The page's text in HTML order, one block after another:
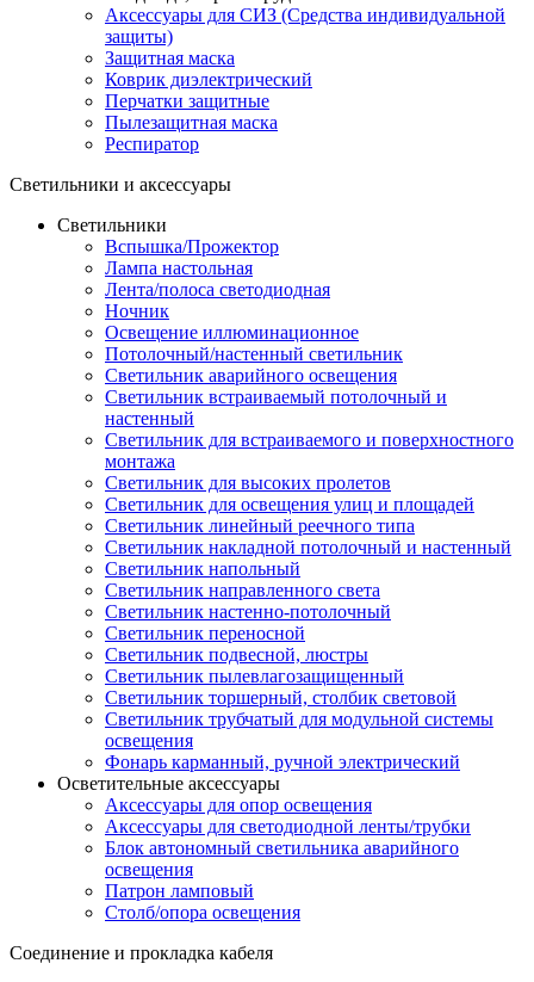
Аксессуары для СИЗ (Средства индивидуальной
защиты)
Защитная маска
Коврик диэлектрический
Перчатки защитные
Пылезащитная маска
Респиратор
Светильники и аксессуары
Светильники
Вспышка/Прожектор
Лампа настольная
Лента/полоса светодиодная
Ночник
Освещение иллюминационное
Потолочный/настенный светильник
Светильник аварийного освещения
Светильник встраиваемый потолочный и
настенный
Светильник для встраиваемого и поверхностного
монтажа
Светильник для высоких пролетов
Светильник для освещения улиц и площадей
Светильник линейный реечного типа
Светильник накладной потолочный и настенный
Светильник напольный
Светильник направленного света
Светильник настенно-потолочный
Светильник переносной
Светильник подвесной, люстры
Светильник пылевлагозащищенный
Светильник торшерный, столбик световой
Светильник трубчатый для модульной системы
освещения
Фонарь карманный, ручной электрический
Осветительные аксессуары
Аксессуары для опор освещения
Аксессуары для светодиодной ленты/трубки
Блок автономный светильника аварийного
освещения
Патрон ламповый
Столб/опора освещения
Соединение и прокладка кабеля